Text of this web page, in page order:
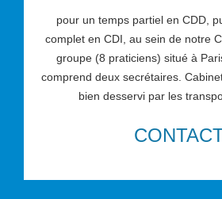
pour un temps partiel en CDD,
complet en CDI, au sein de notre
groupe (8 praticiens) situé à
comprend deux secrétaires.
bien desservi par les